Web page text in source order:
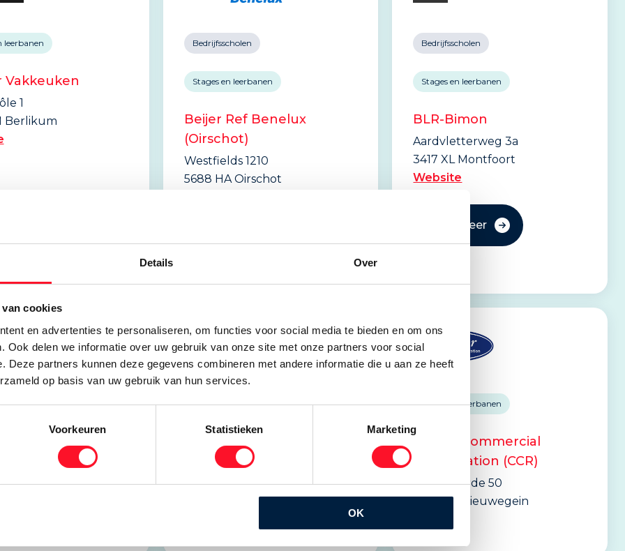
Details Over
cookies
en advertenties te personaliseren, om functies voor social media te bieden en om ons
Ook delen we informatie over uw gebruik van onze site met onze partners voor social
Deze partners kunnen deze gegevens combineren met andere informatie die u aan ze heeft
op basis van uw gebruik van hun services.
Voorkeuren Statistieken Marketing
OK
leerbanen
Vakkeuken
1
Berlikum
Bedrijfsscholen
Stages en leerbanen
Beijer Ref Benelux
(Oirschot)
Westfields 1210
5688 HA Oirschot
Lees meer
Bedrijfsscholen
Stages en leerbanen
BLR-Bimon
Aardvletterweg 3a
3417 XL Montfoort
Website
Lees meer
leerbanen Stages en leerbanen
Kellenseweg 17
4004 JD, Tiel
Stages en leerbanen
Carrier Commercial
Refrigeration (CCR)
Nevelgaarde 50
3436 ZZ Nieuwegein